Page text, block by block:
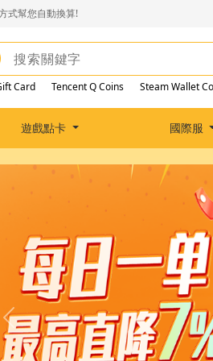
式幫您自動換算!
Card Tencent Q Coins Steam Wallet
遊戲點卡 國際服